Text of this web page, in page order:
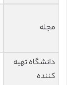
مجله
دانشگاه تهیه
کننده